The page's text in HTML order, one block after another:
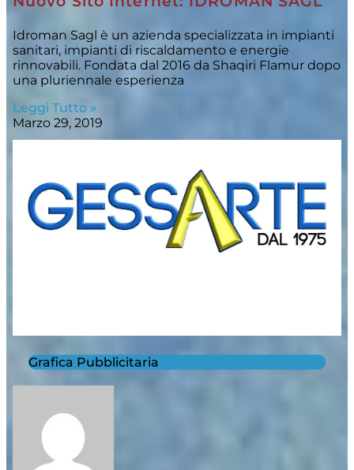
Idroman Sagl è un azienda specializzata in impianti
sanitari, impianti di riscaldamento e energie
rinnovabili. Fondata dal 2016 da Shaqiri Flamur dopo
una pluriennale esperienza
Leggi Tutto »
Marzo 29, 2019
Grafica Pubblicitaria